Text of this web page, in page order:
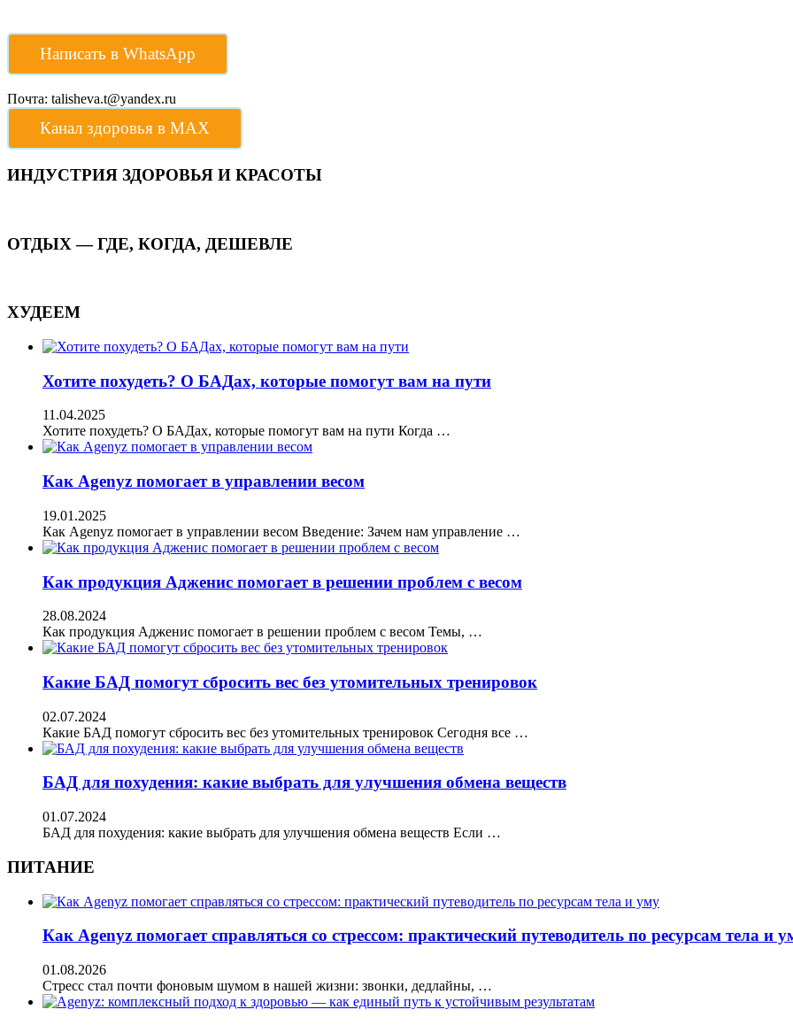
Написать в WhatsApp
Почта: talisheva.t@yandex.ru
Канал здоровья в МАХ
ИНДУСТРИЯ ЗДОРОВЬЯ И КРАСОТЫ
ОТДЫХ — ГДЕ, КОГДА, ДЕШЕВЛЕ
ХУДЕЕМ
Хотите похудеть? О БАДах, которые помогут вам на пути
11.04.2025
Хотите похудеть? О БАДах, которые помогут вам на пути Когда …
Как Agenyz помогает в управлении весом
19.01.2025
Как Agenyz помогает в управлении весом Введение: Зачем нам управление …
Как продукция Адженис помогает в решении проблем с весом
28.08.2024
Как продукция Адженис помогает в решении проблем с весом Темы, …
Какие БАД помогут сбросить вес без утомительных тренировок
02.07.2024
Какие БАД помогут сбросить вес без утомительных тренировок Сегодня все …
БАД для похудения: какие выбрать для улучшения обмена веществ
01.07.2024
БАД для похудения: какие выбрать для улучшения обмена веществ Если …
ПИТАНИЕ
Как Agenyz помогает справляться со стрессом: практический путеводитель по ресурсам тела и
01.08.2026
Стресс стал почти фоновым шумом в нашей жизни: звонки, дедлайны, …